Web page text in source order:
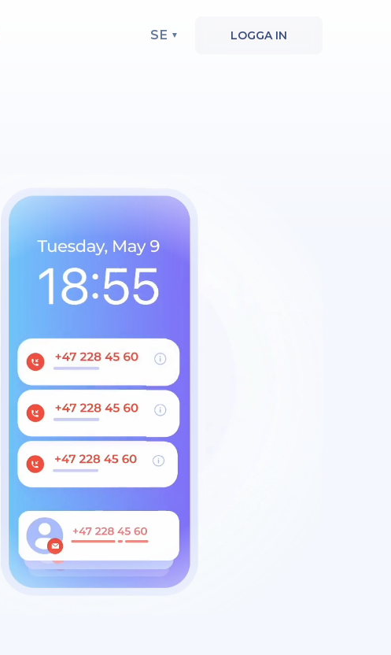
SE LOGGA IN